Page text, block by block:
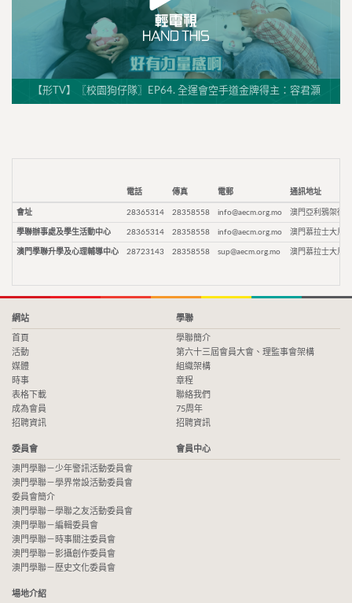
【形TV】〖校園狗仔隊〗EP64. 全運會空手道金牌得主：容君灝
電話 傳真 電郵 通訊地址
會址 28365314 28358558 info@aecm.org.mo 澳門亞利鴉架街9
學聯辦事處及學生活動中心 28365314 28358558 info@aecm.org.mo 澳門慕拉士大馬
澳門學聯升學及心理輔導中心 28723143 28358558 sup@aecm.org.mo 澳門慕拉士大馬
網站
首頁
活動
媒體
時事
表格下載
成為會員
招聘資訊
學聯
學聯簡介
第六十三屆會員大會、理監事會架構
組織架構
章程
聯絡我們
75周年
招聘資訊
委員會
澳門學聯－少年警訊活動委員會
澳門學聯－學界常設活動委員會
委員會簡介
澳門學聯－學聯之友活動委員會
澳門學聯－編輯委員會
澳門學聯－時事關注委員會
澳門學聯－影攝創作委員會
澳門學聯－歷史文化委員會
會員中心
場地介紹